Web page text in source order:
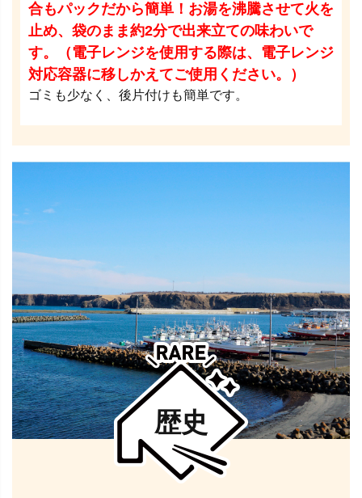
合もパックだから簡単！お湯を沸騰させて火を
止め、袋のまま約2分で出来立ての味わいで
す。（電子レンジを使用する際は、電子レンジ
対応容器に移しかえてご使用ください。）
ゴミも少なく、後片付けも簡単です。
歴史